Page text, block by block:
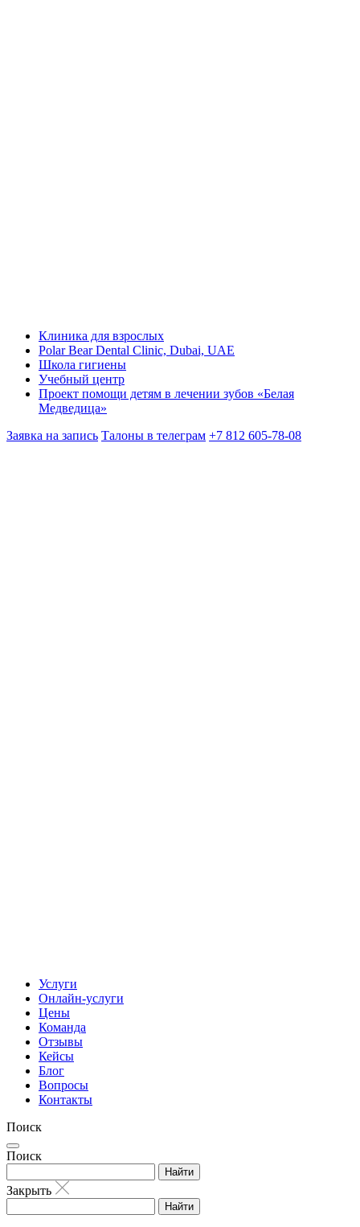
Клиника для взрослых
Polar Bear Dental Clinic, Dubai, UAE
Школа гигиены
Учебный центр
Проект помощи детям в лечении зубов «Белая
Медведица»
Заявка на запись Талоны в телеграм +7 812 605-78-08
Услуги
Онлайн-услуги
Цены
Команда
Отзывы
Кейсы
Блог
Вопросы
Контакты
Поиск
Поиск
Найти
Закрыть
Найти